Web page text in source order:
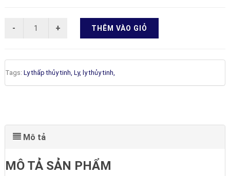
THÊM VÀO GIỎ
Tags: Ly thấp thủy tinh, Ly, ly thủy tinh,
Mô tả
MÔ TẢ SẢN PHẨM